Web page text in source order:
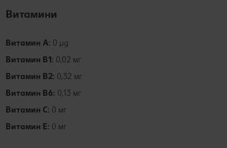
Витамини
Витамин А: 0 µg
Витамин B1: 0,02 мг
Витамин В2: 0,32 мг
Витамин В6: 0,13 мг
Витамин С: 0 мг
Витамин Е: 0 мг